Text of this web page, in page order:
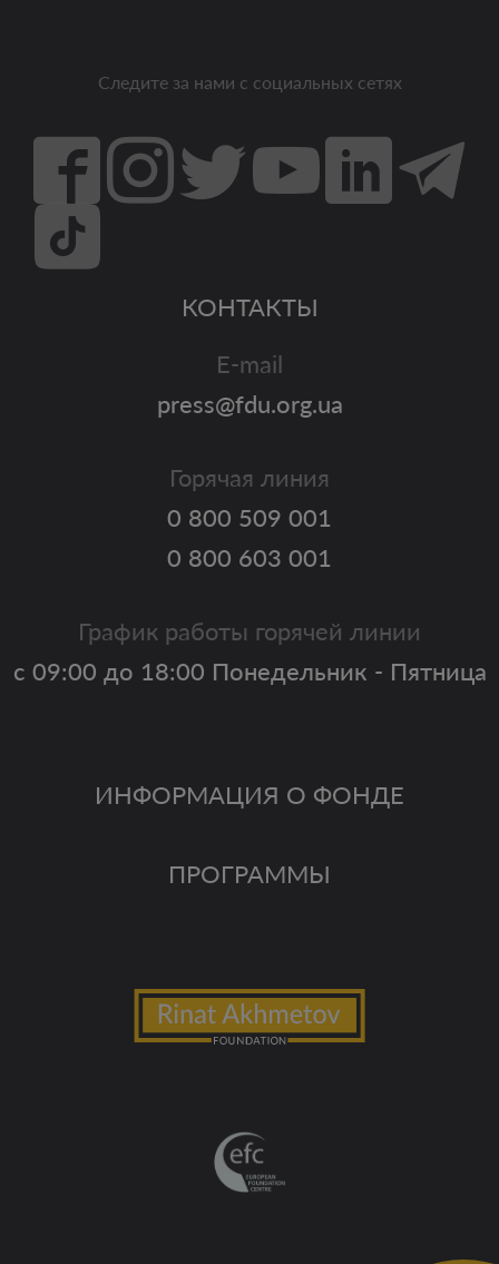
Следите за нами с социальных сетях
ИНФОРМАЦИЯ О ФОНДЕ
ПРОГРАММЫ
КОНТАКТЫ
E-mail
press@fdu.org.ua
Горячая линия
0 800 509 001
0 800 603 001
График работы горячей линии
с 09:00 до 18:00 Понедельник - Пятница